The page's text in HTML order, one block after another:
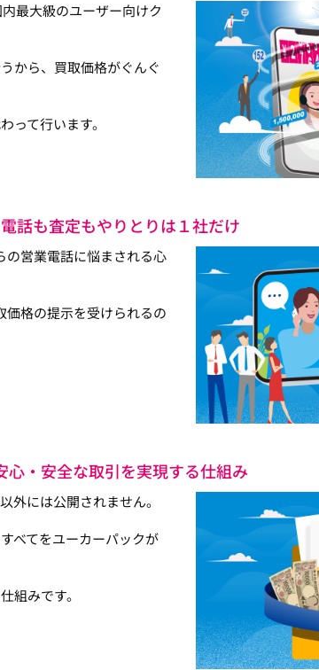
最大級のユーザー向けク
から、買取価格がぐんぐ
って行います。
電話も査定もやりとりは１社だけ
の営業電話に悩まされる心
価格の提示を受けられるの
心・安全な取引を実現する仕組み
外には公開されません。
べてをユーカーパックが
組みです。